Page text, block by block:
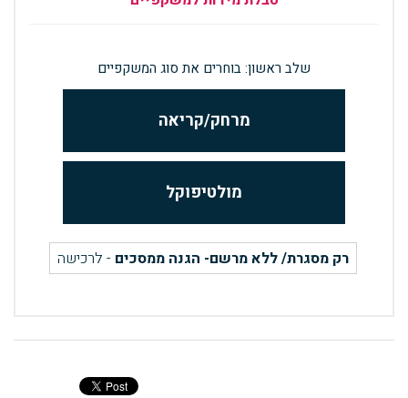
שלב ראשון: בוחרים את סוג המשקפיים
מרחק/קריאה
מולטיפוקל
רק מסגרת/ ללא מרשם- הגנה ממסכים - לרכישה